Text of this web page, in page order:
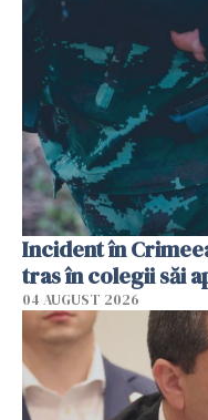
Incident în
tras în colegii săi
04 AUGUST 2026